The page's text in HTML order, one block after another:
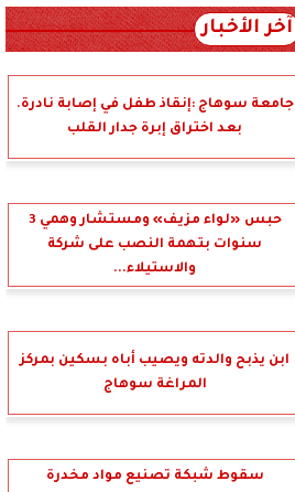
آخر الأخبار
جامعة سوهاج :إنقاذ طفل في إصابة نادرة.
بعد اختراق إبرة جدار القلب
حبس «لواء مزيف» ومستشار وهمي 3
سنوات بتهمة النصب على شركة
والاستيلاء...
ابن يذبح والدته ويصيب أباه بسكين بمركز
المراغة سوهاج
سقوط شبكة تصنيع مواد مخدرة